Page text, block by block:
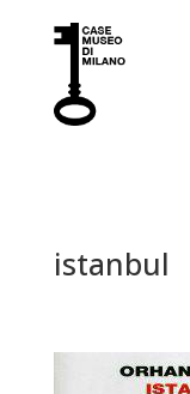
istanbul